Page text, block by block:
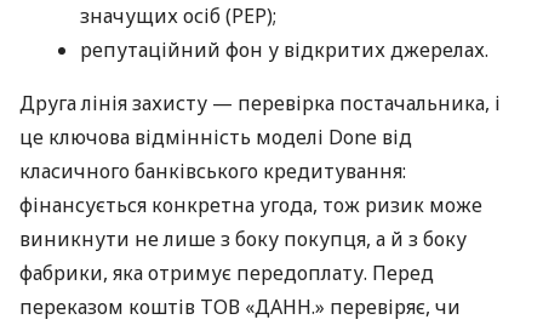
значущих осіб (PEP);
репутаційний фон у відкритих джерелах.
Друга лінія захисту — перевірка постачальника, і
це ключова відмінність моделі Done від
класичного банківського кредитування:
фінансується конкретна угода, тож ризик може
виникнути не лише з боку покупця, а й з боку
фабрики, яка отримує передоплату. Перед
переказом коштів ТОВ «ДАНН.» перевіряє, чи